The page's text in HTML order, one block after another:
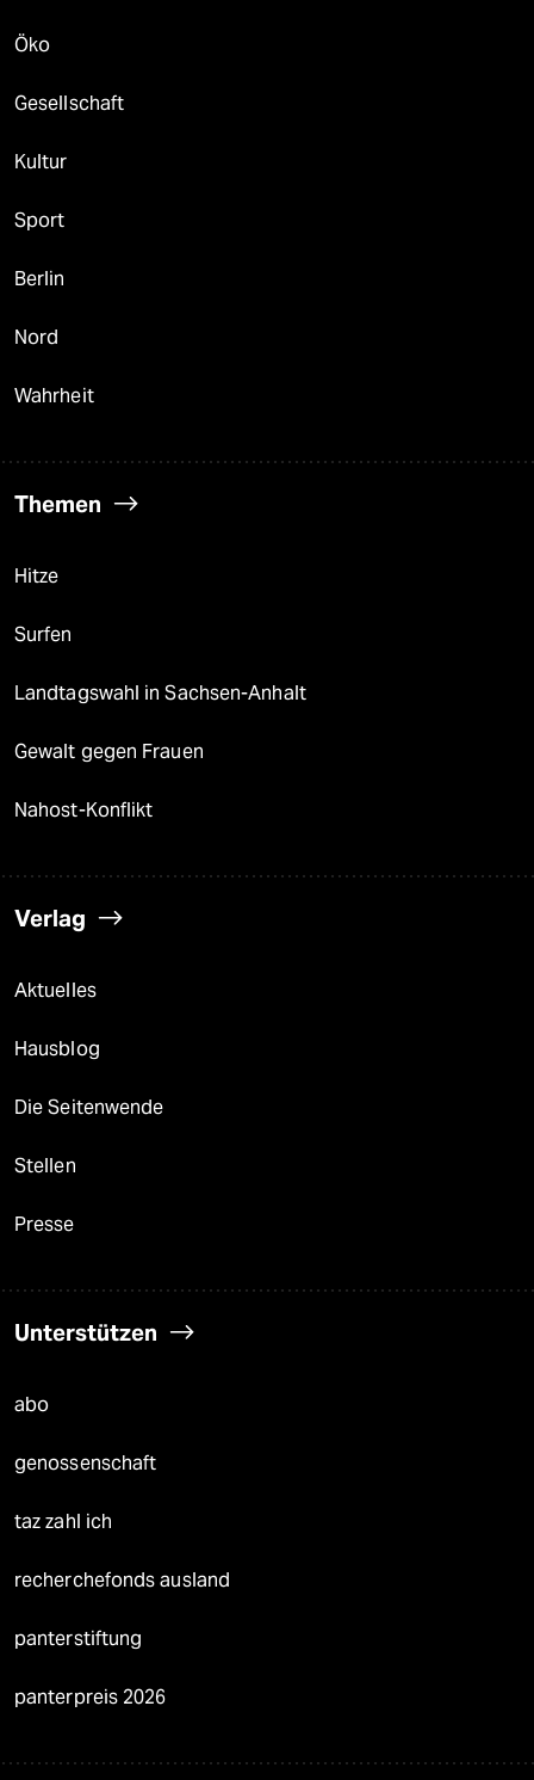
Öko
Gesellschaft
Kultur
Sport
Berlin
Nord
Wahrheit
Themen
Hitze
Surfen
Landtagswahl in Sachsen-Anhalt
Gewalt gegen Frauen
Nahost-Konflikt
Verlag
Aktuelles
Hausblog
Die Seitenwende
Stellen
Presse
Unterstützen
abo
genossenschaft
taz zahl ich
recherchefonds ausland
panterstiftung
panterpreis 2026